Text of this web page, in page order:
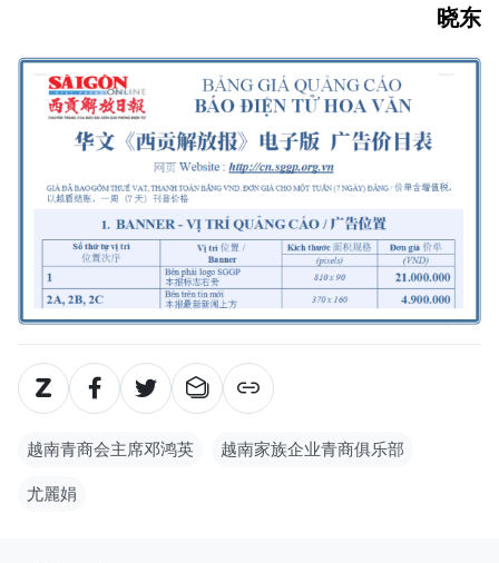
晓东
越南青商会主席邓鸿英 越南家族企业青商俱乐部
尤麗娟